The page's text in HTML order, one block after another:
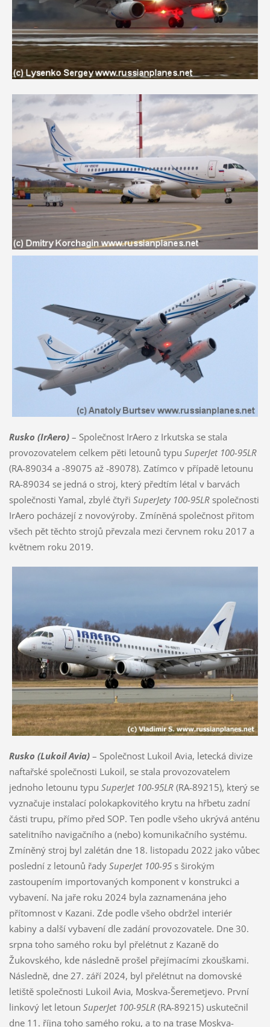
Rusko (IrAero)– Společnost IrAero z Irkutska se stala
provozovatelem celkem pěti letounů typu SuperJet 100-95LR
(RA-89034 a -89075 až -89078). Zatímco v případě letounu
RA-89034 se jedná o stroj, který předtím létal v barvách
společnosti Yamal, zbylé čtyři SuperJety 100-95LRspolečnosti
IrAero pocházejí z novovýroby. Zmíněná společnost přitom
všech pět těchto strojů převzala mezi červnem roku 2017 a
květnem roku 2019.
Rusko (Lukoil Avia)– Společnost Lukoil Avia, letecká divize
naftařské společnosti Lukoil, se stala provozovatelem
jednoho letounu typu SuperJet 100-95LR(RA-89215), který se
vyznačuje instalací polokapkovitého krytu na hřbetu zadní
části trupu, přímo před SOP. Ten podle všeho ukrývá anténu
satelitního navigačního a (nebo) komunikačního systému.
Zmíněný stroj byl zalétán dne 18. listopadu 2022 jako vůbec
poslední z letounů řady SuperJet 100-95s širokým
zastoupením importovaných komponent v konstrukci a
vybavení. Na jaře roku 2024 byla zaznamenána jeho
přítomnost v Kazani. Zde podle všeho obdržel interiér
kabiny a další vybavení dle zadání provozovatele. Dne 30.
srpna toho samého roku byl přelétnut z Kazaně do
Žukovského, kde následně prošel přejímacími zkouškami.
Následně, dne 27. září 2024, byl přelétnut na domovské
letiště společnosti Lukoil Avia, Moskva-Šeremetjevo. První
linkový let letoun SuperJet 100-95LR(RA-89215) uskutečnil
dne 11. října toho samého roku, a to na trase Moskva-